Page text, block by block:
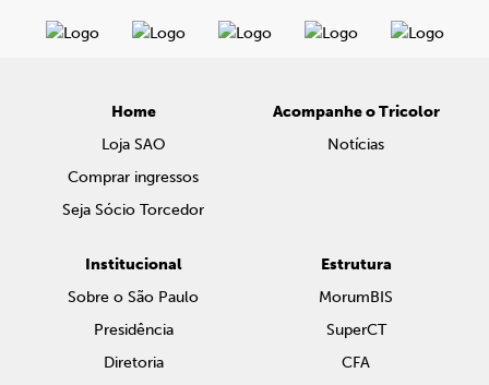
Home
Loja SAO
Comprar ingressos
Seja Sócio Torcedor
Acompanhe o Tricolor
Notícias
Institucional
Sobre o São Paulo
Presidência
Diretoria
Estrutura
MorumBIS
SuperCT
CFA